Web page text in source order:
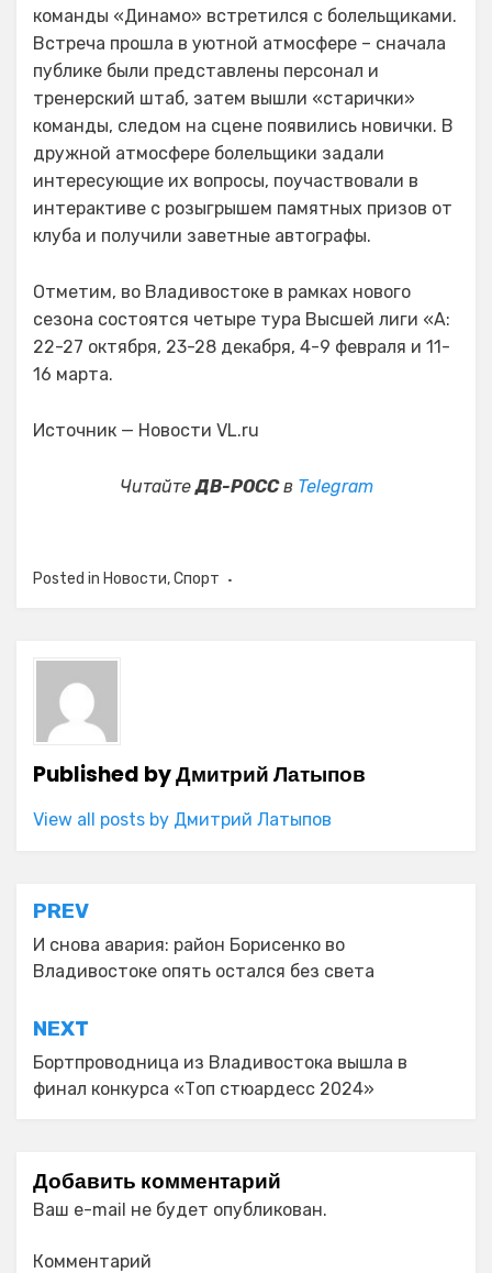
команды «Динамо» встретился с болельщиками.
Встреча прошла в уютной атмосфере – сначала
публике были представлены персонал и
тренерский штаб, затем вышли «старички»
команды, следом на сцене появились новички. В
дружной атмосфере болельщики задали
интересующие их вопросы, поучаствовали в
интерактиве с розыгрышем памятных призов от
клуба и получили заветные автографы.
Отметим, во Владивостоке в рамках нового
сезона состоятся четыре тура Высшей лиги «А:
22-27 октября, 23-28 декабря, 4-9 февраля и 11-
16 марта.
Источник — Новости VL.ru
ЧитайтеДВ-РОССв Telegram
Posted in Новости,Спорт
Published byДмитрий Латыпов
View all posts by Дмитрий Латыпов
Навигация
по
записям
PREV
И снова авария: район Борисенко во
Владивостоке опять остался без света
NEXT
Бортпроводница из Владивостока вышла в
финал конкурса «Топ стюардесс 2024»
Добавить комментарий
Ваш e-mail не будет опубликован.
Комментарий